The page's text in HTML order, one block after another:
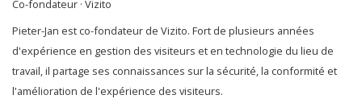
Co-fondateur · Vizito
Pieter-Jan est co-fondateur de Vizito. Fort de plusieurs années
d'expérience en gestion des visiteurs et en technologie du lieu de
travail, il partage ses connaissances sur la sécurité, la conformité et
l'amélioration de l'expérience des visiteurs.